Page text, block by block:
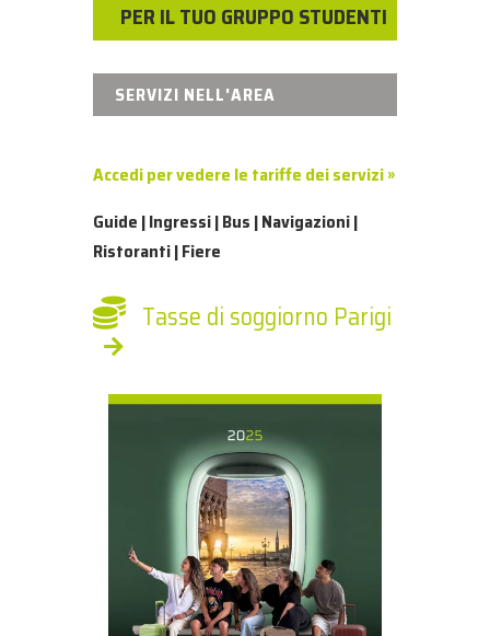
PER IL TUO GRUPPO STUDENTI
SERVIZI NELL'AREA
Accedi per vedere le tariffe dei servizi »
Guide | Ingressi | Bus | Navigazioni |
Ristoranti | Fiere
Tasse di soggiorno Parigi